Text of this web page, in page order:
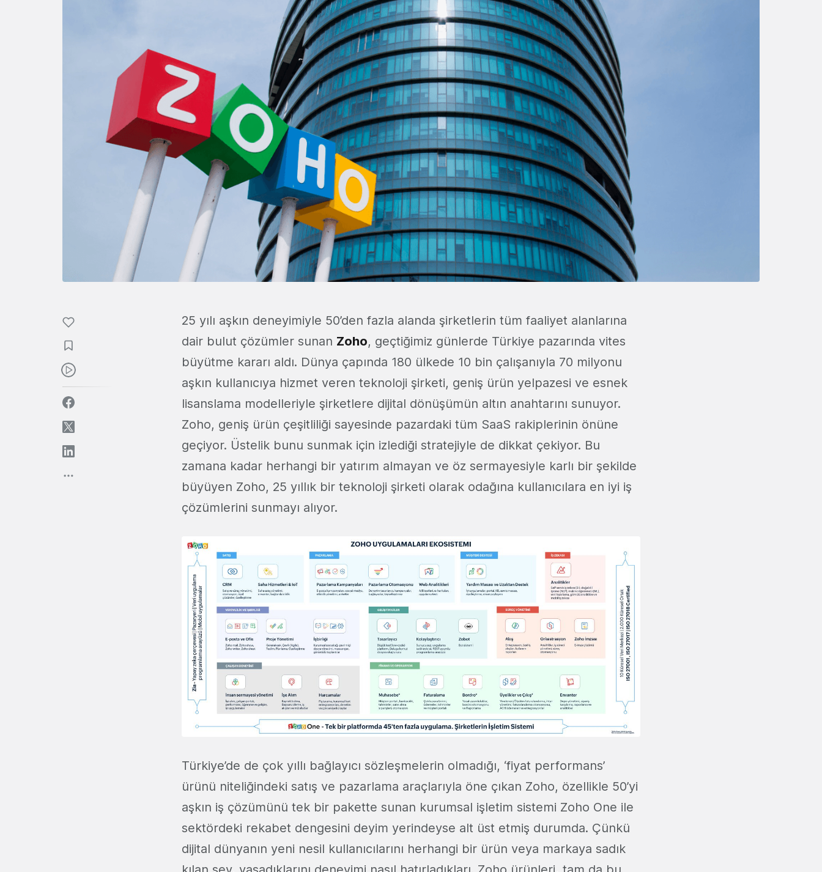
25 yılı aşkın deneyimiyle 50’den fazla alanda şirketlerin tüm faaliyet alanlarına
dair bulut çözümler sunan Zoho, geçtiğimiz günlerde Türkiye pazarında vites
büyütme kararı aldı. Dünya çapında 180 ülkede 10 bin çalışanıyla 70 milyonu
aşkın kullanıcıya hizmet veren teknoloji şirketi, geniş ürün yelpazesi ve esnek
lisanslama modelleriyle şirketlere dijital dönüşümün altın anahtarını sunuyor.
Zoho, geniş ürün çeşitliliği sayesinde pazardaki tüm SaaS rakiplerinin önüne
geçiyor. Üstelik bunu sunmak için izlediği stratejiyle de dikkat çekiyor. Bu
zamana kadar herhangi bir yatırım almayan ve öz sermayesiyle karlı bir şekilde
büyüyen Zoho, 25 yıllık bir teknoloji şirketi olarak odağına kullanıcılara en iyi iş
çözümlerini sunmayı alıyor.
Türkiye’de de çok yıllı bağlayıcı sözleşmelerin olmadığı, ‘fiyat performans’
ürünü niteliğindeki satış ve pazarlama araçlarıyla öne çıkan Zoho, özellikle 50’yi
aşkın iş çözümünü tek bir pakette sunan kurumsal işletim sistemi Zoho One ile
sektördeki rekabet dengesini deyim yerindeyse alt üst etmiş durumda. Çünkü
dijital dünyanın yeni nesil kullanıcılarını herhangi bir ürün veya markaya sadık